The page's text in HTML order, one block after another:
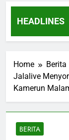
HEADLINES
Jalalive
1 Day Ago
Home
Berita
Jalalive
Kamerun
BERITA